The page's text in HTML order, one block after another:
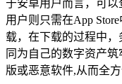
于安卓用户而言，可以
用户则只需在App
载，在下载的过程中
同为自己的数字资产
版或恶意软件,从而全